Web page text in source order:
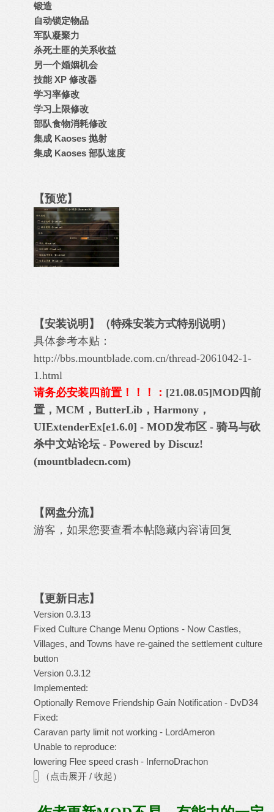
锻造
自动锁定物品
军队凝聚力
杀死土匪的关系收益
另一个婚姻机会
技能 XP 修改器
学习率修改
学习上限修改
部队食物消耗修改
集成 Kaoses 抛射
集成 Kaoses 部队速度
【预览】
【安装说明】（特殊安装方式特别说明）
具体参考本贴：
http://bbs.mountblade.com.cn/thread-2061042-1-
1.html
请务必安装四前置！！！： [21.08.05]MOD四前
置，MCM，ButterLib，Harmony，
UIExtenderEx[e1.6.0] - MOD发布区 - 骑马与砍
杀中文站论坛 - Powered by Discuz!
(mountbladecn.com)
【网盘分流】
游客，如果您要查看本帖隐藏内容请回复
【更新日志】
Version 0.3.13
Fixed Culture Change Menu Options - Now Castles,
Villages, and Towns have re-gained the settlement culture
button
Version 0.3.12
Implemented:
Optionally Remove Friendship Gain Notification - DvD34
Fixed:
Caravan party limit not working - LordAmeron
Unable to reproduce:
lowering Flee speed crash - InfernoDrachon
（点击展开 / 收起）